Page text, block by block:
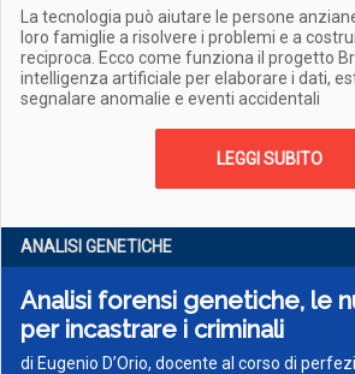
La tecnologia può aiutare le persone
loro famiglie a risolvere i problemi e a
reciproca. Ecco come funziona il progetto
intelligenza artificiale per elaborare i dati,
segnalare anomalie e eventi accidentali
LEGGI SUBITO
ANALISI GENETICHE
Analisi forensi genetiche, le
per incastrare i criminali
di Eugenio D’Orio, docente al corso di